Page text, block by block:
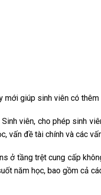
mới giúp sinh viên có
viên, cho phép sinh
vấn đề tài chính và các
ở tầng trệt cung cấp
năm học, bao gồm cả